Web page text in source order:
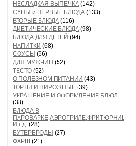
НЕСЛАДКАЯ ВЫПЕЧКА (142)
СУПЫ и ПЕРВЫЕ БЛЮДА (133)
ВТОРЫЕ БЛЮДА (116)
ДИЕТИЧЕСКИЕ БЛЮДА (98)
БЛЮДА ДЛЯ ДЕТЕЙ (94)
НАПИТКИ (68)
СОУСЫ (66)
ДЛЯ МУЖЧИН (52)
ТЕСТО (52)
О ПОЛЕЗНОМ ПИТАНИИ (43)
ТОРТЫ И ПИРОЖНЫЕ (39)
УКРАШЕНИЕ И ОФОРМЛЕНИЕ БЛЮД
(38)
БЛЮДА В
ПАРОВАРКЕ,АЭРОГРИЛЕ,ФРИТЮРНИЦЕ
И т.д. (28)
БУТЕРБРОДЫ (27)
ФАРШ (21)